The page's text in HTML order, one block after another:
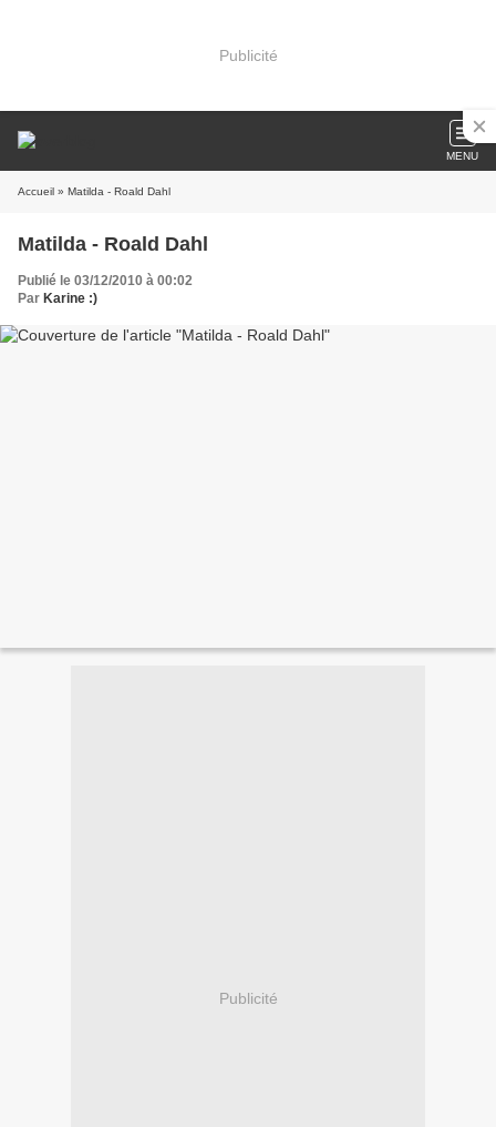
Publicité
MENU
Accueil » Matilda - Roald Dahl
Matilda - Roald Dahl
Publié le 03/12/2010 à 00:02
Par Karine :)
Publicité